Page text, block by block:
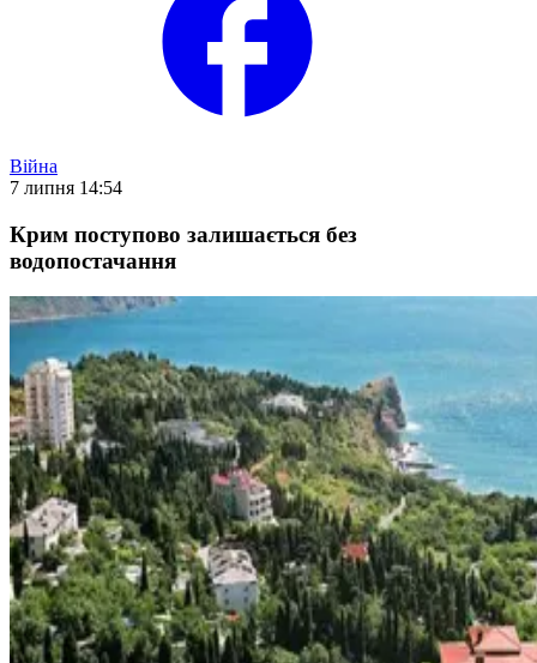
Війна
7 липня 14:54
Крим поступово залишається без
водопостачання